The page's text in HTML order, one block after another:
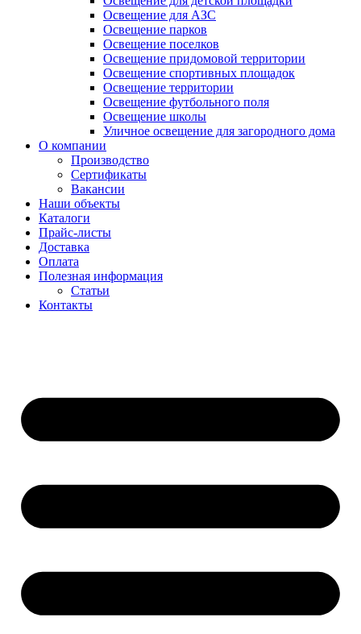
Освещение для АЗС
Освещение парков
Освещение поселков
Освещение придомовой территории
Освещение спортивных площадок
Освещение территории
Освещение футбольного поля
Освещение школы
Уличное освещение для загородного дома
О компании
Производство
Сертификаты
Вакансии
Наши объекты
Каталоги
Прайс-листы
Доставка
Оплата
Полезная информация
Статьи
Контакты